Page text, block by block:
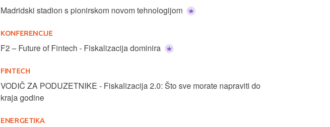
Madridski stadion s pionirskom novom tehnologijom
KONFERENCIJE
F2 – Future of Fintech - Fiskalizacija dominira
FINTECH
VODIČ ZA PODUZETNIKE - Fiskalizacija 2.0: Što sve morate napraviti do
kraja godine
ENERGETIKA